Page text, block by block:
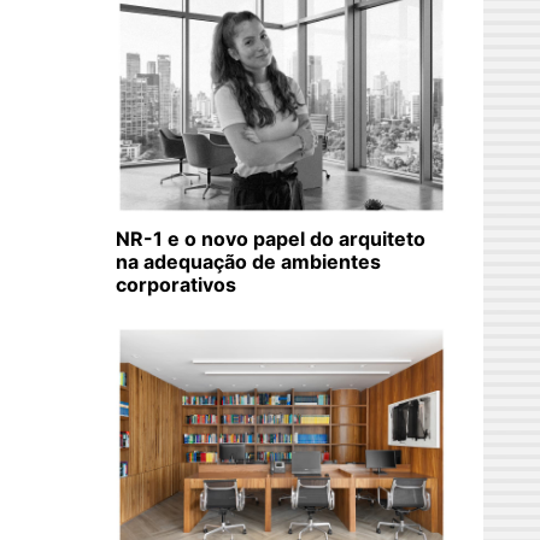
NR-1 e o novo papel do arquiteto
na adequação de ambientes
corporativos